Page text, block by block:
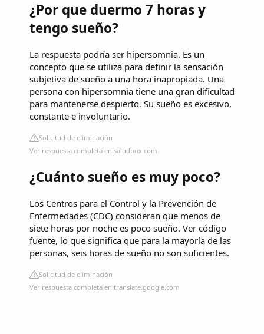
¿Por que duermo 7 horas y
tengo sueño?
La respuesta podría ser hipersomnia. Es un
concepto que se utiliza para definir la sensación
subjetiva de sueño a una hora inapropiada. Una
persona con hipersomnia tiene una gran dificultad
para mantenerse despierto. Su sueño es excesivo,
constante e involuntario.
Solicitud de eliminación
Ver respuesta completa en saludbox.com
¿Cuánto sueño es muy poco?
Los Centros para el Control y la Prevención de
Enfermedades (CDC) consideran que menos de
siete horas por noche es poco sueño. Ver código
fuente, lo que significa que para la mayoría de las
personas, seis horas de sueño no son suficientes.
Solicitud de eliminación
Ver respuesta completa en translate.google.com